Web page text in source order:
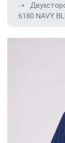
6180 NAVY